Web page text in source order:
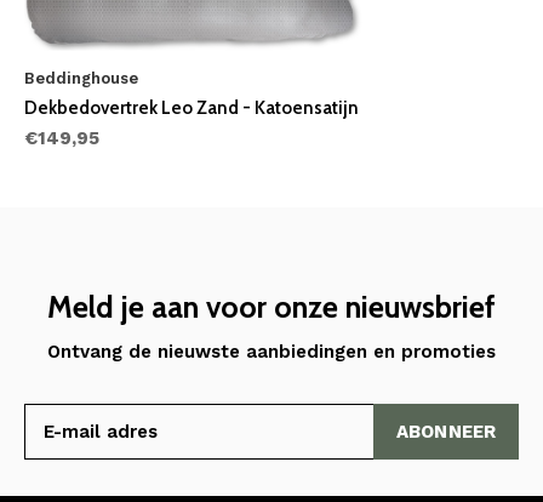
Beddinghouse
Dekbedovertrek Leo Zand - Katoensatijn
€149,95
Meld je aan voor onze nieuwsbrief
Ontvang de nieuwste aanbiedingen en promoties
ABONNEER